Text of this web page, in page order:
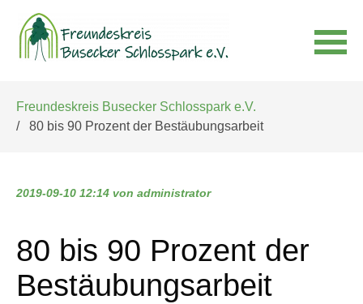
überspringen
Freundeskreis Busecker Schlosspark e.V.
80 bis 90 Prozent der Bestäubungsarbeit
2019-09-10 12:14 von administrator
80 bis 90 Prozent der
Bestäubungsarbeit